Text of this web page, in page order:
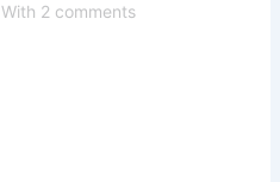
With 2 comments